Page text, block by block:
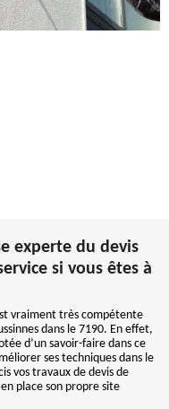
experte du devis
si vous êtes à
vraiment très compétente
dans le 7190. En effet,
d’un savoir-faire dans ce
ses techniques dans le
vos travaux de devis de
place son propre site